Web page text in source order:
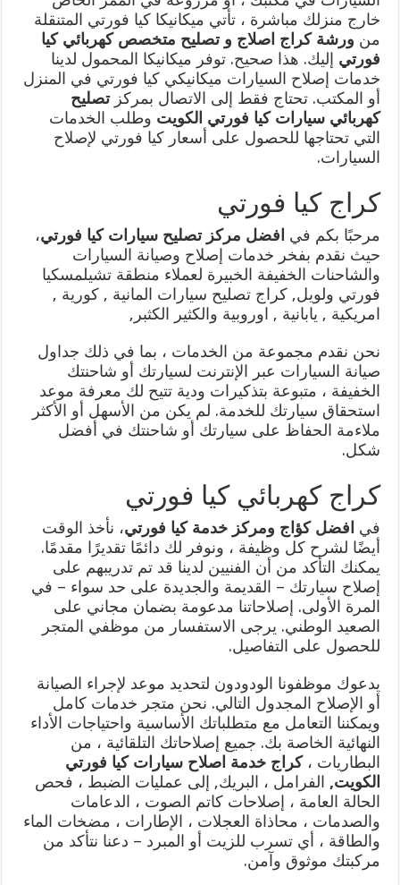
خارج منزلك مباشرة ، تأتي ميكانيكا كيا فورتي المتنقلة
من ورشة كراج اصلاج و تصليح متخصص كهربائي كيا
فورتي إليك. هذا صحيح. توفر ميكانيكا المحمول لدينا
خدمات إصلاح السيارات ميكانيكي كيا فورتي في المنزل
أو المكتب. تحتاج فقط إلى الاتصال بمركزتصليح
كهربائي سيارات كيا فورتي الكويت وطلب الخدمات
التي تحتاجها للحصول على أسعار كيا فورتي لإصلاح
السيارات.
كراج كيا فورتي
مرحبًا بكم في افضل مركز تصليح سيارات كيا فورتي،
حيث نقدم بفخر خدمات إصلاح وصيانة السيارات
والشاحنات الخفيفة الخبيرة لعملاء منطقة تشيلمسكيا
فورتي ولويل, كراج تصليح سيارات المانية , كورية ,
امريكية , يابانية , اوروبية والكثير الكثبر,
نحن نقدم مجموعة من الخدمات ، بما في ذلك جداول
صيانة السيارات عبر الإنترنت لسيارتك أو شاحنتك
الخفيفة ، متبوعة بتذكيرات ودية تتيح لك معرفة موعد
استحقاق سيارتك للخدمة. لم يكن من الأسهل أو الأكثر
ملاءمة الحفاظ على سيارتك أو شاحنتك في أفضل
شكل.
كراج كهربائي كيا فورتي
في افضل كؤاج ومركز خدمة كيا فورتي، نأخذ الوقت
أيضًا لشرح كل وظيفة ، ونوفر لك دائمًا تقديرًا مقدمًا.
يمكنك التأكد من أن الفنيين لدينا قد تم تدريبهم على
إصلاح سيارتك – القديمة والجديدة على حد سواء – في
المرة الأولى. إصلاحاتنا مدعومة بضمان مجاني على
الصعيد الوطني. يرجى الاستفسار من موظفي المتجر
للحصول على التفاصيل.
يدعوك موظفونا الودودون لتحديد موعد لإجراء الصيانة
أو الإصلاح المجدول التالي. نحن متجر خدمات كامل
ويمكننا التعامل مع متطلباتك الأساسية واحتياجات الأداء
النهائية الخاصة بك. جميع إصلاحاتك التلقائية ، من
البطاريات ،كراج خدمة اصلاح سيارات كيا فورتي
الكويت, الفرامل ، البريك, إلى عمليات الضبط ، فحص
الحالة العامة ، إصلاحات كاتم الصوت ، الدعامات
والصدمات ، محاذاة العجلات ، الإطارات ، مضخات الماء
والطاقة ، أي تسرب للزيت أو المبرد – دعنا نتأكد من
مركبتك موثوق وآمن.